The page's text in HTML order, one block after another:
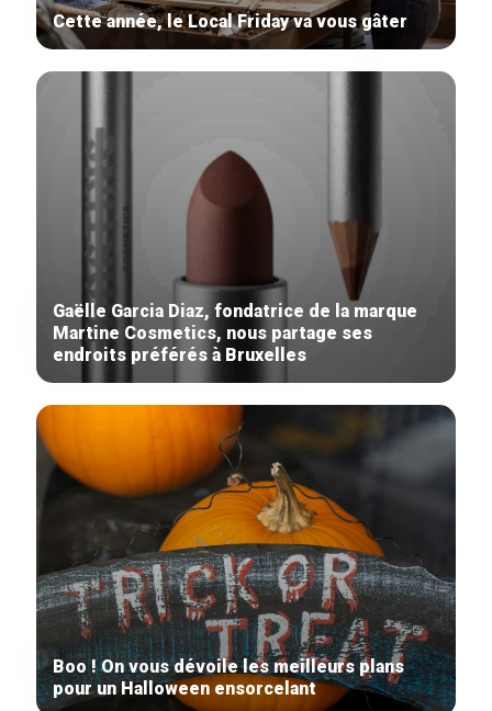
Cette année, le Local Friday va vous gâter
Gaëlle Garcia Diaz, fondatrice de la marque
Martine Cosmetics, nous partage ses
endroits préférés à Bruxelles
Boo ! On vous dévoile les meilleurs plans
pour un Halloween ensorcelant